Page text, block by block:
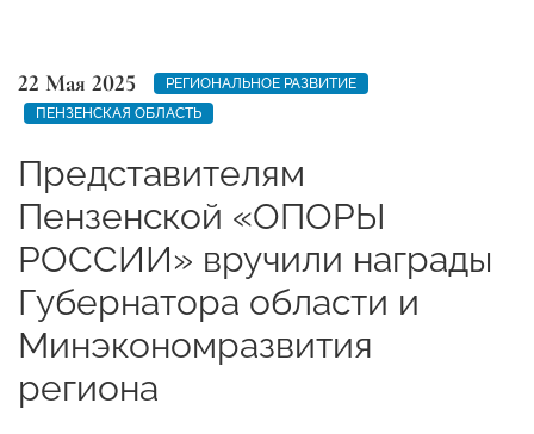
22 Мая 2025
РЕГИОНАЛЬНОЕ РАЗВИТИЕ
ПЕНЗЕНСКАЯ ОБЛАСТЬ
Представителям
Пензенской «ОПОРЫ
РОССИИ» вручили награды
Губернатора области и
Минэкономразвития
региона